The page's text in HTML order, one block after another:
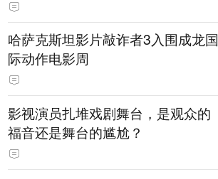
哈萨克斯坦影片敲诈者3入围成龙国
际动作电影周
影视演员扎堆戏剧舞台，是观众的
福音还是舞台的尴尬？